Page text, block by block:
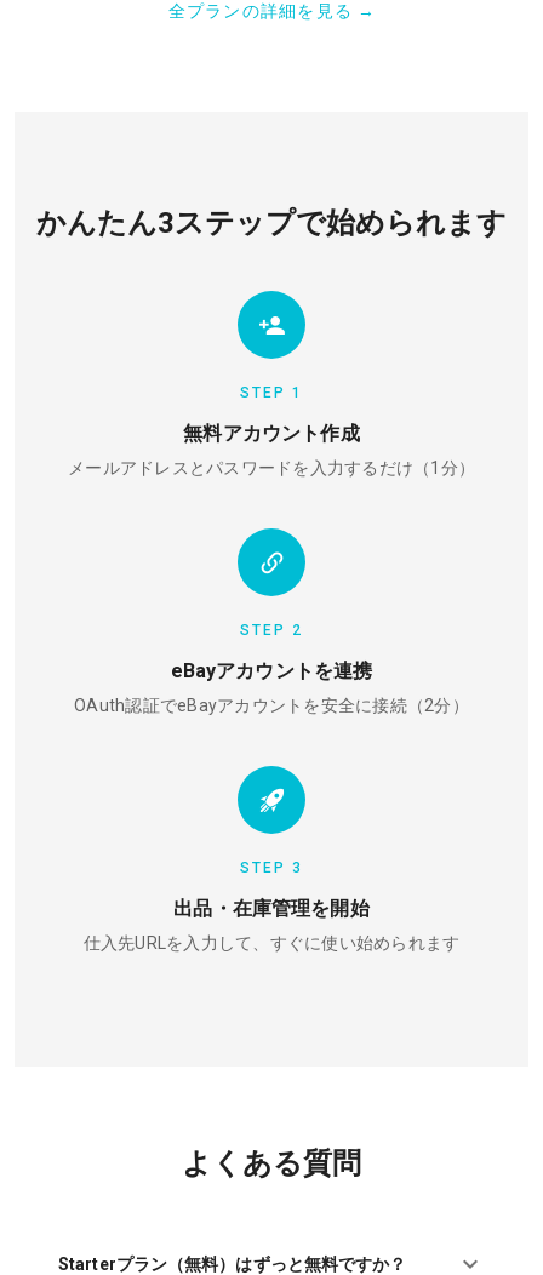
全プランの詳細を見る →
かんたん3ステップで始められます
STEP 1
無料アカウント作成
メールアドレスとパスワードを入力するだけ（1分）
STEP 2
eBayアカウントを連携
OAuth認証でeBayアカウントを安全に接続（2分）
STEP 3
出品・在庫管理を開始
仕入先URLを入力して、すぐに使い始められます
よくある質問
Starterプラン（無料）はずっと無料ですか？